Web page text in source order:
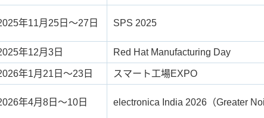
年11月25日～27日 SPS 2025
年12月3日 Red Hat Manufacturing Day
年1月21日～23日 スマート工場EXPO
年4月8日～10日 electronica India 2026（Greater